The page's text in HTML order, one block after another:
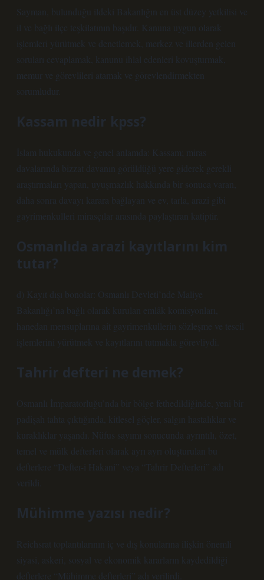
Sayman, bulunduğu ildeki Bakanlığın en üst düzey yetkilisi ve
il ve bağlı ilçe teşkilatının başıdır. Kanuna uygun olarak
işlemleri yürütmek ve denetlemek, merkez ve illerden gelen
soruları cevaplamak, kanunu ihlal edenleri kovuşturmak,
memur ve görevlileri atamak ve görevlendirmekten
sorumludur.
Kassam nedir kpss?
İslam hukukunda ve genel anlamda: Kassam; miras
davalarında bizzat davanın görüldüğü yere giderek gerekli
araştırmaları yapan, uyuşmazlık hakkında bir sonuca varan,
daha sonra davayı karara bağlayan ve ev, tarla, arazi gibi
gayrimenkulleri mirasçılar arasında paylaştıran katiptir.
Osmanlıda arazi kayıtlarını kim
tutar?
d) Kayıt dışı bonolar: Osmanlı Devleti’nde Maliye
Bakanlığı’na bağlı olarak kurulan emlâk komisyonları,
hanedan mensuplarına ait gayrimenkullerin sözleşme ve tescil
işlemlerini yürütmek ve kayıtlarını tutmakla görevliydi.
Tahrir defteri ne demek?
Osmanlı İmparatorluğu’nda bir bölge fethedildiğinde, yeni bir
padişah tahta çıktığında, kitlesel göçler, salgın hastalıklar ve
kuraklıklar yaşandı. Nüfus sayımı sonucunda ayrıntılı, özet,
temel ve mülk defterleri olarak ayrı ayrı oluşturulan bu
defterlere “Defter-i Hakani” veya “Tahrir Defterleri” adı
verildi.
Mühimme yazısı nedir?
Reichsrat toplantılarının iç ve dış konularına ilişkin önemli
siyasi, askeri, sosyal ve ekonomik kararların kaydedildiği
defterlere “Mühimme defterleri” adı verilirdi.